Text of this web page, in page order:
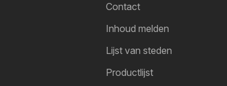
Contact
Inhoud melden
Lijst van steden
Productlijst